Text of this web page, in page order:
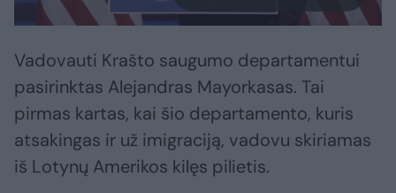
Vadovauti Krašto saugumo departamentui
pasirinktas Alejandras Mayorkasas. Tai
pirmas kartas, kai šio departamento, kuris
atsakingas ir už imigraciją, vadovu skiriamas
iš Lotynų Amerikos kilęs pilietis.